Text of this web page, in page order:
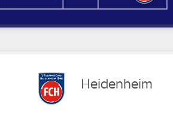
Heidenheim